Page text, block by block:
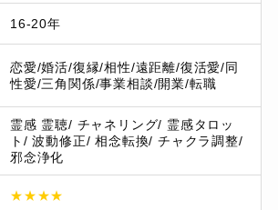
16-20年
恋愛/婚活/復縁/相性/遠距離/復活愛/同
性愛/三角関係/事業相談/開業/転職
霊感 霊聴/ チャネリング/ 霊感タロッ
ト/ 波動修正/ 相念転換/ チャクラ調整/
邪念浄化
★★★★